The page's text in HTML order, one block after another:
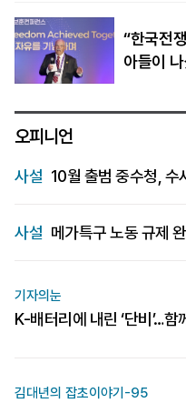
“한국전
아들이
오피니언
사설 10월 출범 중수청, 수
사설 메가특구 노동 규제
기자의눈
K-배터리에 내린 ‘단비’…함
김대년의 잡초이야기-95